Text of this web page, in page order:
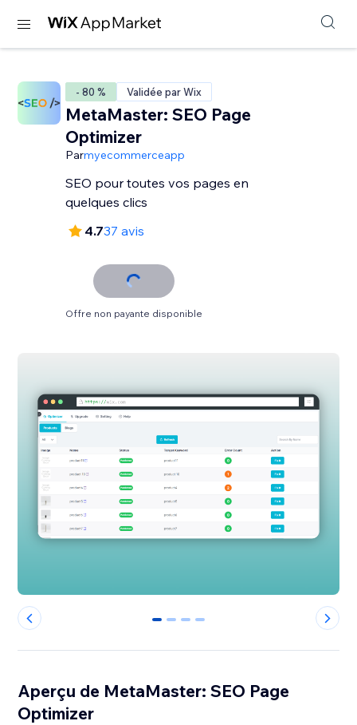
- 80 % Validée par Wix
MetaMaster: SEO Page
Optimizer
Parmyecommerceapp
SEO pour toutes vos pages en
quelques clics
4.737 avis
Offre non payante disponible
0 1 2 3
Aperçu de MetaMaster: SEO Page
Optimizer